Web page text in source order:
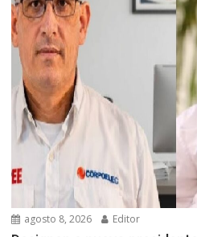
agosto 8, 2026 Editor